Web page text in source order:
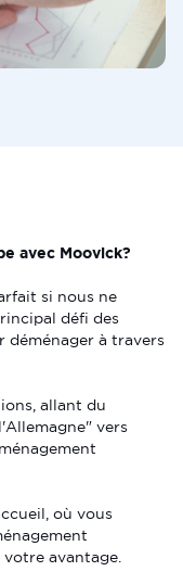
avec Moovick?
si nous ne
défi des
déménager à travers
allant du
vers
où vous
avantage.